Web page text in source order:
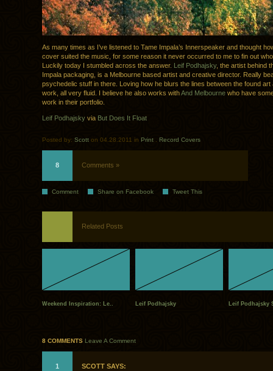
As many times as I’ve listened to Tame Impala’s Innerspeaker and thought
cover suited the music, for some reason it never occurred to me to fin out
Luckily today I stumbled across the answer. Leif Podhajsky, the artist behind
Impala packaging, is a Melbourne based artist and creative director. Really
psychedelic stuff in there. Loving how he blurs the lines between the found art
work, all very fluid. I believe he also works withAnd Melbourne who have
work in their portfolio.
Leif Podhajsky via But Does It Float
Posted by: Scott on 04.28.2011 in Print Record Covers
8 Comments »
Comment Share on Facebook Tweet This
Related Posts
Weekend Inspiration: Le.. Leif Podhajsky Leif Podhajsky
8 COMMENTS Leave A Comment
1 SCOTT SAYS: